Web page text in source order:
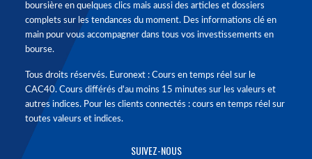
boursière en quelques clics mais aussi des articles et dossiers
complets sur les tendances du moment. Des informations clé en
main pour vous accompagner dans tous vos investissements en
bourse.
Tous droits réservés. Euronext : Cours en temps réel sur le
CAC40. Cours différés d'au moins 15 minutes sur les valeurs et
autres indices. Pour les clients connectés : cours en temps réel sur
toutes valeurs et indices.
SUIVEZ-NOUS